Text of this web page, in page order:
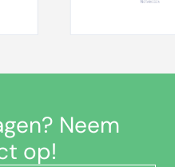
Neem
op!